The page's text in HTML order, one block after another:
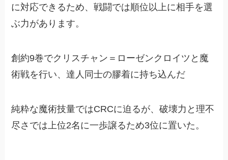
に対応できるため、戦闘では順位以上に相手を選
ぶ力があります。
創約9巻でクリスチャン＝ローゼンクロイツと魔
術戦を行い、達人同士の膠着に持ち込んだ
純粋な魔術技量ではCRCに迫るが、破壊力と理不
尽さでは上位2名に一歩譲るため3位に置いた。